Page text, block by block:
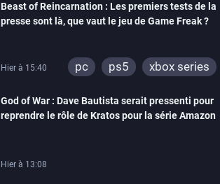
Beast of Reincarnation : Les premiers tests de la
presse sont là, que vaut le jeu de Game Freak ?
Hier à 15:40 pc ps5 xbox series
God of War : Dave Bautista serait pressenti pour
reprendre le rôle de Kratos pour la série Amazon
Hier à 13:08